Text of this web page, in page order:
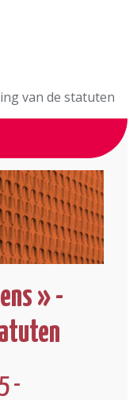
van de statuten
» -
-